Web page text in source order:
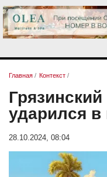
Главная / Контекст /
ударился
28.10.2024, 08:04